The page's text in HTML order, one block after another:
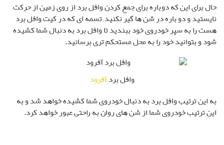
حال برای این که دوباره برای جمع کردن وافل برد از روی زمین از حرکت
نایستید و دو باره در شن ها گیر نکنید, تسمه ای که در کیت وافل برد
هست را به سپر خودروی خود ببندید تا وافل برد به دنبال شما کشیده
شود و بتوانید خود را به محل مستحکم تری برسانید.
وافل بردآفرود
به این ترتیب وافل برد به دنبال خودروی شما کشیده خواهد شد و به
این ترتیب خودروی شما از شن های روان به راحتی عبور خواهد کرد.